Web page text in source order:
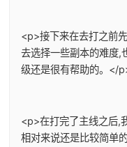
<p>接下来在去打之前
去选择一些副本的难度,
级还是很有帮助的。</
<p>在打完了主线之后,
相对来说还是比较简单